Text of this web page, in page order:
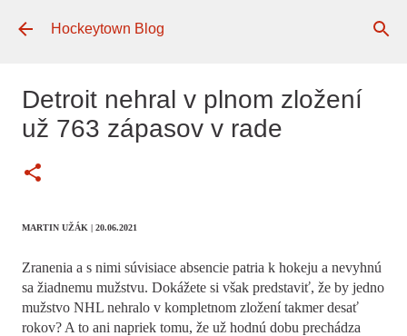
Preskočiť na hlavný obsah
Hockeytown Blog
Detroit nehral v plnom zložení
už 763 zápasov v rade
MARTIN UŽÁK | 20.06.2021
Zranenia a s nimi súvisiace absencie patria k hokeju a nevyhnú
sa žiadnemu mužstvu. Dokážete si však predstaviť, že by jedno
mužstvo NHL nehralo v kompletnom zložení takmer desať
rokov? A to ani napriek tomu, že už hodnú dobu prechádza